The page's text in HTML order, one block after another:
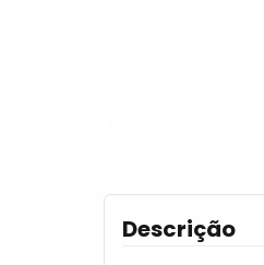
Descrição